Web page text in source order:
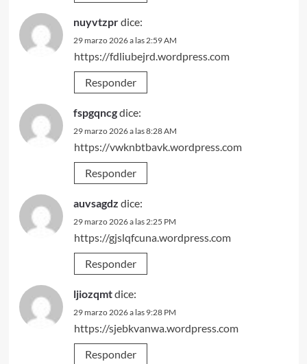
nuyvtzprdice:
29 marzo 2026 a las 2:59 AM
https://fdliubejrd.wordpress.com
Responder
fspgqncgdice:
29 marzo 2026 a las 8:28 AM
https://vwknbtbavk.wordpress.com
Responder
auvsagdz dice:
29 marzo 2026 a las 2:25 PM
https://gjslqfcuna.wordpress.com
Responder
ljiozqmtdice:
29 marzo 2026 a las 9:28 PM
https://sjebkvanwa.wordpress.com
Responder